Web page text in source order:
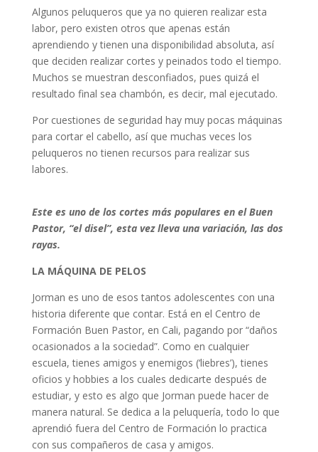
Algunos peluqueros que ya no quieren realizar esta
labor, pero existen otros que apenas están
aprendiendo y tienen una disponibilidad absoluta, así
que deciden realizar cortes y peinados todo el tiempo.
Muchos se muestran desconfiados, pues quizá el
resultado final sea chambón, es decir, mal ejecutado.
Por cuestiones de seguridad hay muy pocas máquinas
para cortar el cabello, así que muchas veces los
peluqueros no tienen recursos para realizar sus
labores.
Este es uno de los cortes más populares en el Buen
Pastor, “el disel”, esta vez lleva una variación, las dos
rayas.
LA MÁQUINA DE PELOS
Jorman es uno de esos tantos adolescentes con una
historia diferente que contar. Está en el Centro de
Formación Buen Pastor, en Cali, pagando por “daños
ocasionados a la sociedad”. Como en cualquier
escuela, tienes amigos y enemigos (‘liebres’), tienes
oficios y hobbies a los cuales dedicarte después de
estudiar, y esto es algo que Jorman puede hacer de
manera natural. Se dedica a la peluquería, todo lo que
aprendió fuera del Centro de Formación lo practica
con sus compañeros de casa y amigos.